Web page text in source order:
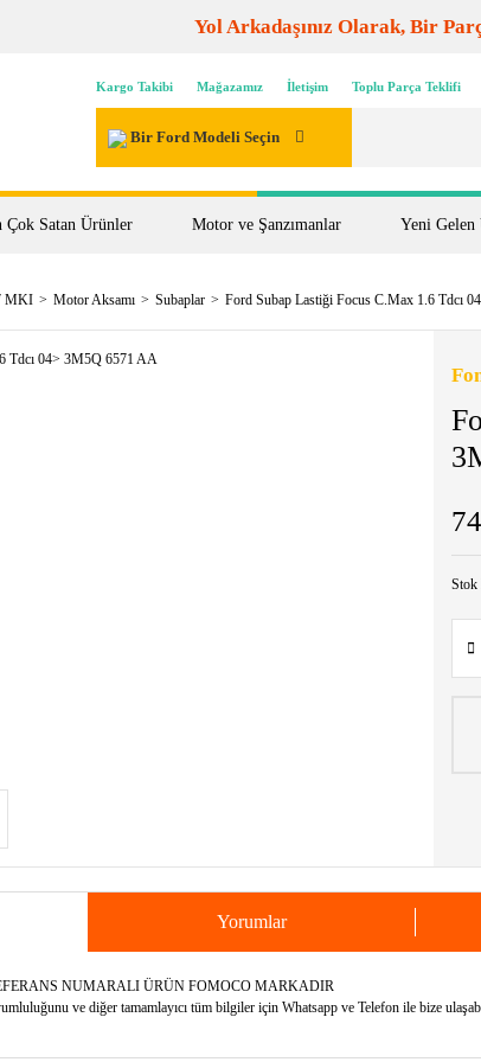
Yol Arkadaşınız Olarak, Bir
Kargo Takibi Mağazamız İletişim Toplu Parça Teklifi
Bir Ford Modeli Seçin
Çok Satan Ürünler Motor ve Şanzımanlar Yeni Gelen
MKI Motor Aksamı Subaplar Ford Subap Lastiği Focus C.Max 1.6 Tdcı
Stok
Yorumlar
NUMARALI ÜRÜN FOMOCO MARKADIR
ve diğer tamamlayıcı tüm bilgiler için Whatsapp ve Telefon ile bize